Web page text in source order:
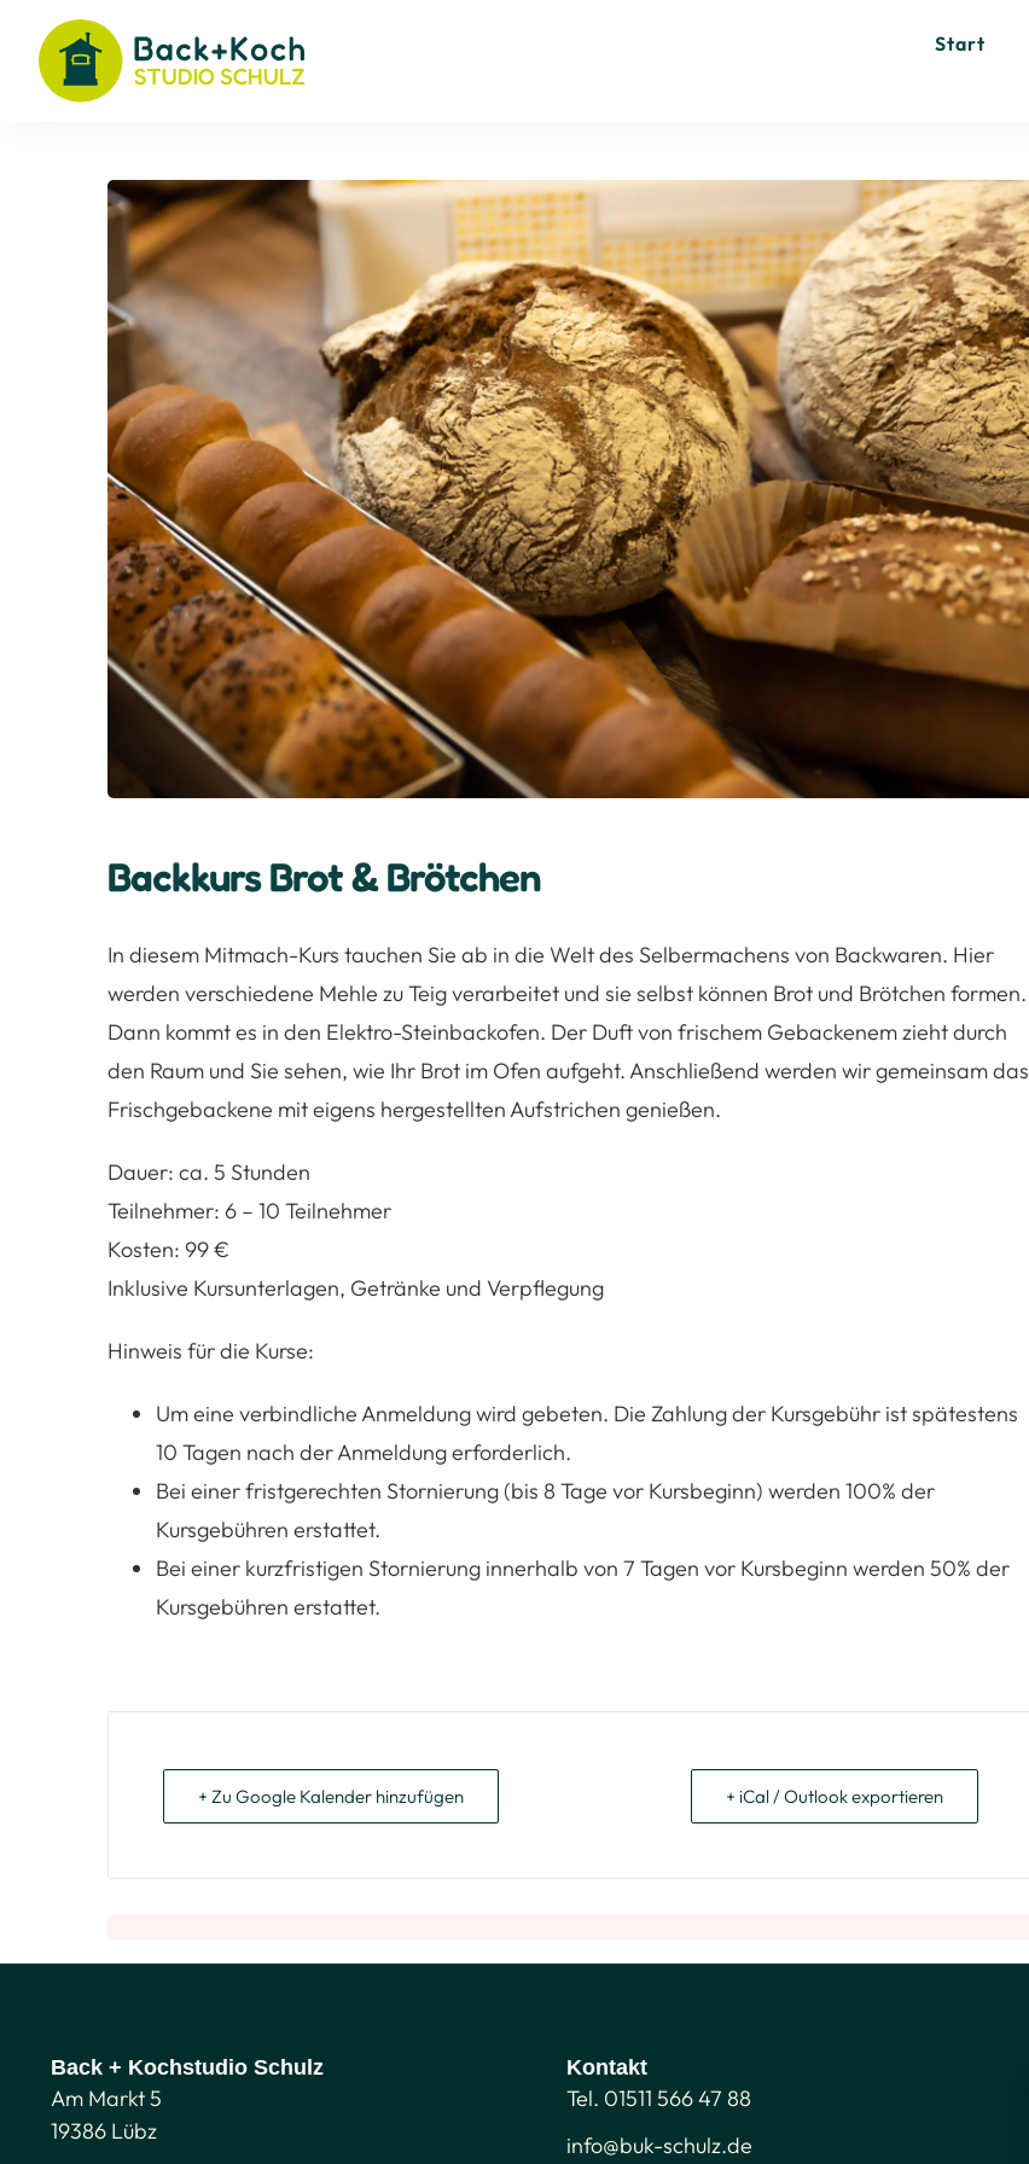
Start
Backkurs Brot & Brötchen
In diesem Mitmach-Kurs tauchen Sie ab in die Welt des Selbermachens von Backwaren. Hier
werden verschiedene Mehle zu Teig verarbeitet und sie selbst können Brot und Brötchen formen.
Dann kommt es in den Elektro-Steinbackofen. Der Duft von frischem Gebackenem zieht durch
den Raum und Sie sehen, wie Ihr Brot im Ofen aufgeht. Anschließend werden wir gemeinsam das
Frischgebackene mit eigens hergestellten Aufstrichen genießen.
Dauer: ca. 5 Stunden
Teilnehmer: 6 – 10 Teilnehmer
Kosten: 99 €
Inklusive Kursunterlagen, Getränke und Verpflegung
Hinweis für die Kurse:
Um eine verbindliche Anmeldung wird gebeten. Die Zahlung der Kursgebühr ist spätestens
10 Tagen nach der Anmeldung erforderlich.
Bei einer fristgerechten Stornierung (bis 8 Tage vor Kursbeginn) werden 100% der
Kursgebühren erstattet.
Bei einer kurzfristigen Stornierung innerhalb von 7 Tagen vor Kursbeginn werden 50% der
Kursgebühren erstattet.
+ Zu Google Kalender hinzufügen + iCal / Outlook exportieren
Back + Kochstudio Schulz
Am Markt 5
19386 Lübz
Kontakt
Tel. 01511 566 47 88
info@buk-schulz.de